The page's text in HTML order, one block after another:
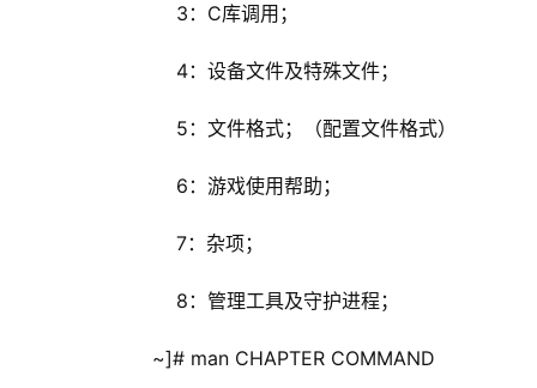
3：C库调用；
4：设备文件及特殊文件；
5：文件格式；（配置文件格式）
6：游戏使用帮助；
7：杂项；
8：管理工具及守护进程；
~]# man CHAPTER COMMAND